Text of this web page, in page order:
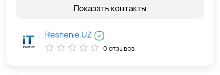
Показать контакты
Reshenie.UZ
0 отзывов